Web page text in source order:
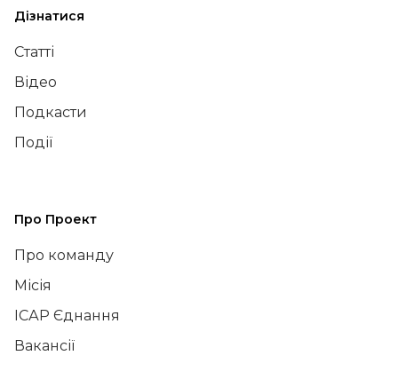
Дізнатися
Статті
Відео
Подкасти
Події
Про Проект
Про команду
Місія
ІСАР Єднання
Вакансії